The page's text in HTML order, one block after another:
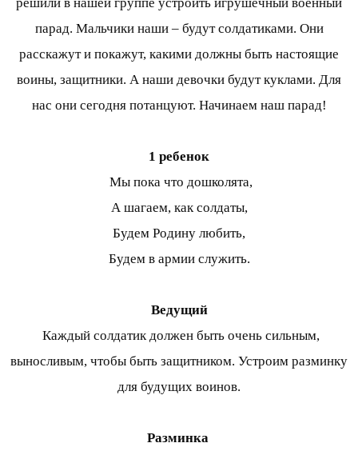
решили в нашей группе устроить игрушечный военный
парад. Мальчики наши – будут солдатиками. Они
расскажут и покажут, какими должны быть настоящие
воины, защитники. А наши девочки будут куклами. Для
нас они сегодня потанцуют. Начинаем наш парад!
1 ребенок
Мы пока что дошколята,
А шагаем, как солдаты,
Будем Родину любить,
Будем в армии служить.
Ведущий
Каждый солдатик должен быть очень сильным,
выносливым, чтобы быть защитником. Устроим разминку
для будущих воинов.
Разминка